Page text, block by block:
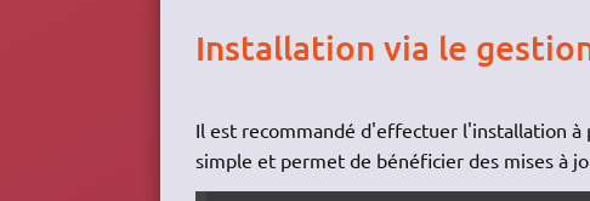
Installation via le
Il est recommandé d'effectuer l'installation
simple et permet de bénéficier des mises à